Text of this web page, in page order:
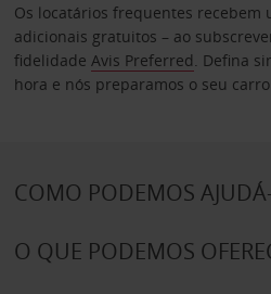
Os locatários frequentes recebem
adicionais gratuitos – ao
fidelidade Avis Preferred. Defina
hora e nós preparamos o seu
COMO PODEMOS
O QUE PODEMOS